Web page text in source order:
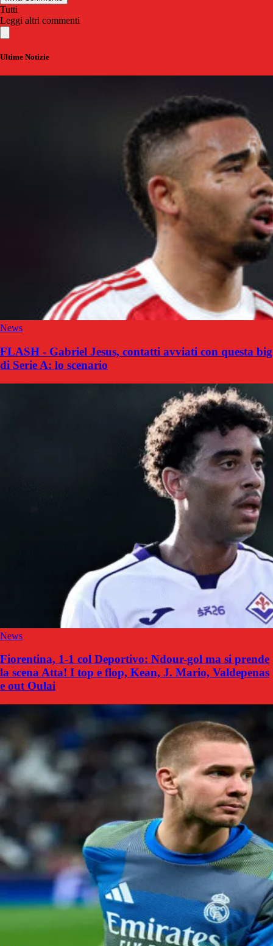
Tutti
Leggi altri commenti
Ultime Notizie
News
FLASH - Gabriel Jesus, contatti avviati con questa big
di Serie A: lo scenario
News
Fiorentina, 1-1 col Deportivo: Ndour-gol ma si prende
la scena Atta! I top e flop, Kean, J. Mario, Valdepenas
e out Oulai